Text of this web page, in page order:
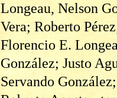
Longeau, Nelson
Vera; Roberto
Florencio E.
González; Justo
Servando